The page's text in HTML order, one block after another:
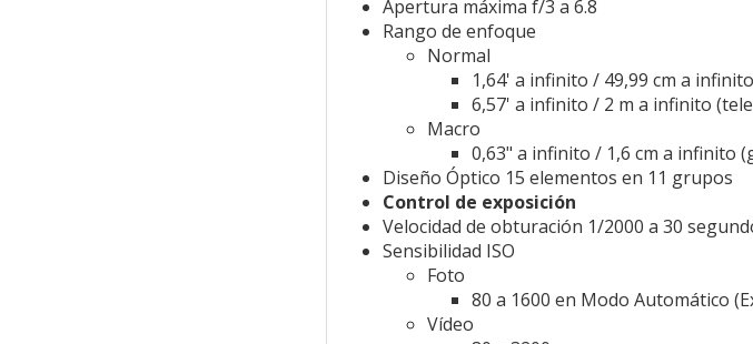
Apertura máxima f/3 a 6.8
Rango de enfoque
Normal
1,64' a infinito / 49,99 cm a
6,57' a infinito / 2 m a infinito
Macro
0,63" a infinito / 1,6 cm a infinito
Diseño Óptico 15 elementos en 11 grupos
Control de exposición
Velocidad de obturación 1/2000 a 30
Sensibilidad ISO
Foto
80 a 1600 en Modo Automático
Vídeo